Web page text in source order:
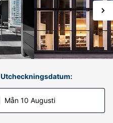
Utcheckningsdatum:
Mån 10 Augusti